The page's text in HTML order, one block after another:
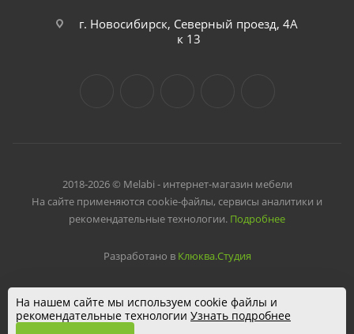
г. Новосибирск, Северный проезд, 4А
к 13
2018-2026 © Melabi - интернет-магазин мебели
На сайте применяются cookie-файлы, сервисы аналитики и
рекомендательные технологии. Подробнее
Разработано в Клюква.Студия
На нашем сайте мы используем cookie файлы и
рекомендательные технологии Узнать подробнее